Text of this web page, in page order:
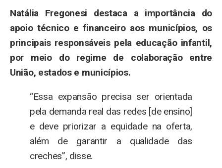
Natália Fregonesi destaca a importância do
apoio técnico e financeiro aos municípios, os
principais responsáveis pela educação infantil,
por meio do regime de colaboração entre
União, estados e municípios.
“Essa expansão precisa ser orientada
pela demanda real das redes [de ensino]
e deve priorizar a equidade na oferta,
além de garantir a qualidade das
creches”, disse.